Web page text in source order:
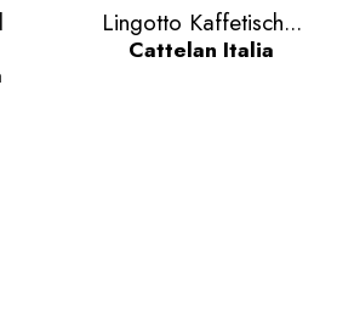
Vorschau
Lingotto Kaffetisch...
Cattelan Italia